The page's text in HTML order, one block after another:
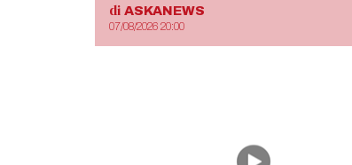
di ASKANEWS
07/08/2026 20:00